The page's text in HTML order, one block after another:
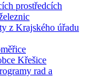
prostředcích
z Krajského úřadu
Křešice
rad a